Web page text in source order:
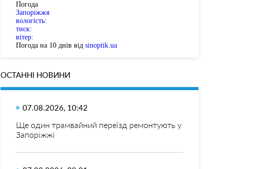
Погода
Запоріжжя
вологість:
тиск:
вітер:
Погода на 10 днів від sinoptik.ua
ОСТАННІ НОВИНИ
07.08.2026, 10:42
Ще один трамвайний переїзд ремонтують у
Запоріжжі